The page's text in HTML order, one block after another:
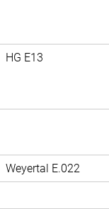
HG E13
Weyertal E.022